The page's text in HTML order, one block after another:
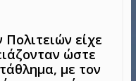
είχε
ώστε
με τον